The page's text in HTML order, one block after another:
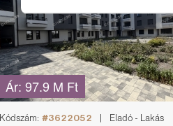
Ár: 97.9 M Ft
Kódszám: #3622052 Eladó - Lakás